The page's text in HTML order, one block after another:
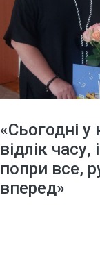
«Сьогодні у
відлік часу,
попри все,
вперед»